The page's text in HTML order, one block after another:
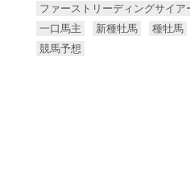
ファーストリーディングサイア
一口馬主
新種牡馬 種牡馬
競馬予想